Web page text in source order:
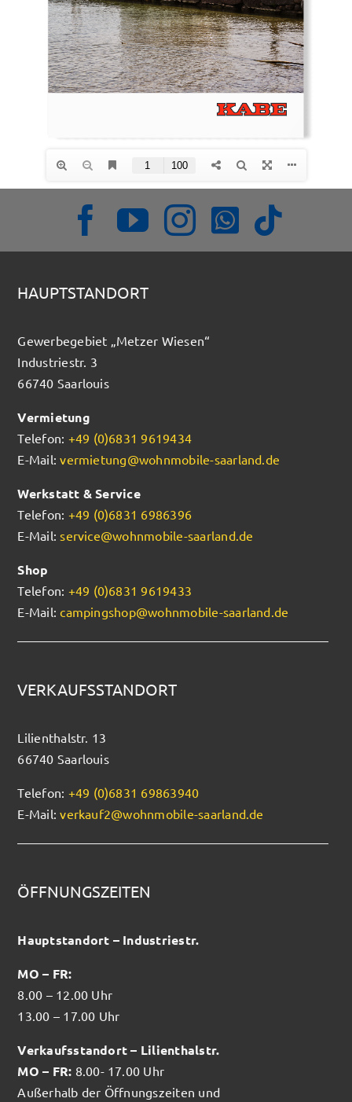
Öffnungszeiten
HAUPTSTANDORT
Gewerbegebiet „Metzer Wiesen“
Industriestr. 3
66740 Saarlouis
Vermietung
Telefon: +49 (0)6831 9619434
E-Mail:vermietung@wohnmobile-saarland.de
Werkstatt & Service
Telefon: +49 (0)6831 6986396
E-Mail: service@wohnmobile-saarland.de
Shop
Telefon: +49 (0)6831 9619433
E-Mail:campingshop@wohnmobile-saarland.de
VERKAUFSSTANDORT
Lilienthalstr. 13
66740 Saarlouis
Telefon: +49 (0)6831 69863940
E-Mail:verkauf2@wohnmobile-saarland.de
ÖFFNUNGSZEITEN
Hauptstandort – Industriestr.
MO – FR:
8.00 – 12.00 Uhr
13.00 – 17.00 Uhr
Verkaufsstandort – Lilienthalstr.
MO – FR: 8.00- 17.00 Uhr
Außerhalb der Öffnungszeiten und